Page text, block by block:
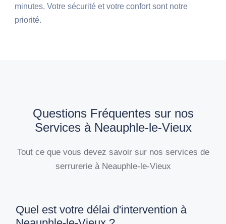
minutes. Votre sécurité et votre confort sont notre
priorité.
Questions Fréquentes sur nos
Services à Neauphle-le-Vieux
Tout ce que vous devez savoir sur nos services de
serrurerie à Neauphle-le-Vieux
Quel est votre délai d'intervention à